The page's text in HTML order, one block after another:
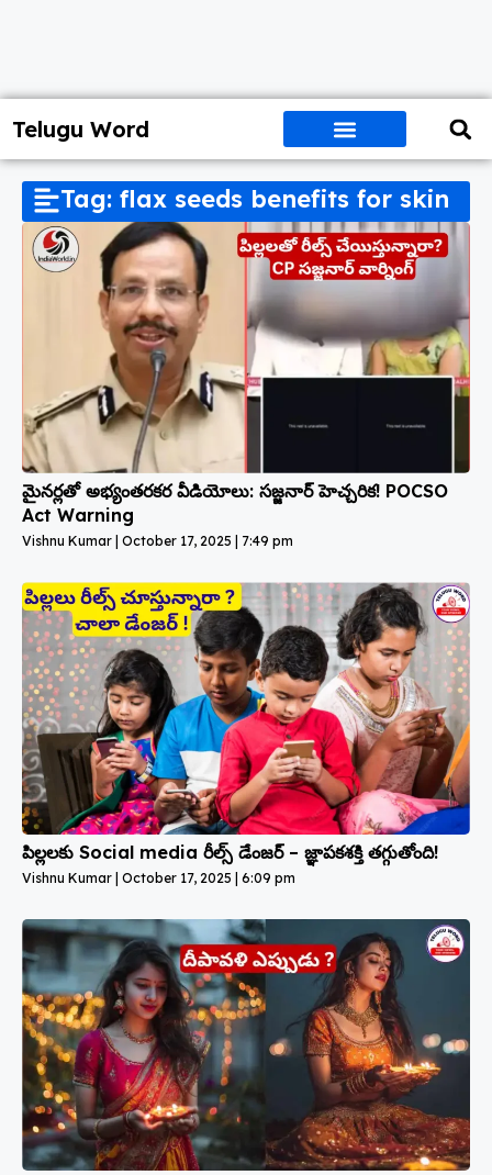
Telugu Word
Tag: flax seeds benefits for skin
మైనర్లతో అభ్యంతరకర వీడియోలు: సజ్జనార్ హెచ్చరిక! POCSO
Act Warning
Vishnu Kumar October 17, 2025 7:49 pm
పిల్లలకు Social media రీల్స్ డేంజర్ – జ్ఞాపకశక్తి తగ్గుతోంది!
Vishnu Kumar October 17, 2025 6:09 pm